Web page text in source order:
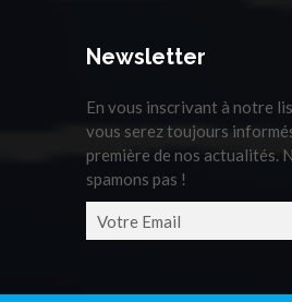
Newsletter
En vous inscrivant à notre
vous serez toujours
première de nos actualités.
spamons pas !